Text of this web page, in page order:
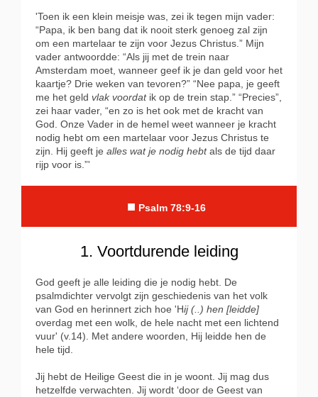
'Toen ik een klein meisje was, zei ik tegen mijn vader:
“Papa, ik ben bang dat ik nooit sterk genoeg zal zijn
om een martelaar te zijn voor Jezus Christus.” Mijn
vader antwoordde: “Als jij met de trein naar
Amsterdam moet, wanneer geef ik je dan geld voor het
kaartje? Drie weken van tevoren?” “Nee papa, je geeft
me het geld vlak voordat ik op de trein stap.” “Precies”,
zei haar vader, “en zo is het ook met de kracht van
God. Onze Vader in de hemel weet wanneer je kracht
nodig hebt om een martelaar voor Jezus Christus te
zijn. Hij geeft je alles wat je nodig hebtals de tijd daar
rijp voor is.”'
■ Psalm 78:9-16
1. Voortdurende leiding
God geeft je alle leiding die je nodig hebt. De
psalmdichter vervolgt zijn geschiedenis van het volk
van God en herinnert zich hoe 'Hij (..) hen [leidde]
overdag met een wolk, de hele nacht met een lichtend
vuur' (v.14). Met andere woorden, Hij leidde hen de
hele tijd.
Jij hebt de Heilige Geest die in je woont. Jij mag dus
hetzelfde verwachten. Jij wordt ‘door de Geest van